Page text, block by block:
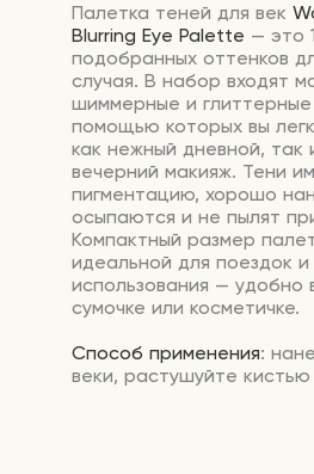
Палетка теней для век
Blurring Eye Palette — это
подобранных оттенков
случая. В набор входят
шиммерные и глиттерные
помощью которых вы
как нежный дневной, так
вечерний макияж. Тени
пигментацию, хорошо
осыпаются и не пылят
Компактный размер
идеальной для поездок
использования — удобно
сумочке или косметичке.
Способ применения:
веки, растушуйте